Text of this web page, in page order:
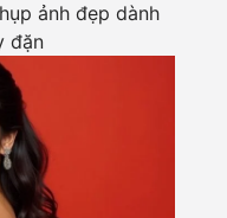
ảnh đẹp dành
đặn